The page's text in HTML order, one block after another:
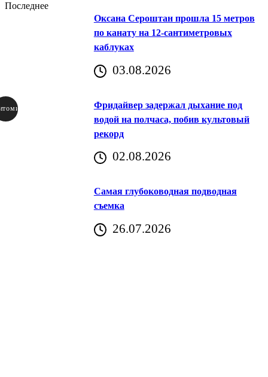
Последнее
Оксана Сероштан прошла 15 метров
по канату на 12-сантиметровых
каблуках
03.08.2026
Фридайвер задержал дыхание под
водой на полчаса, побив культовый
рекорд
02.08.2026
Самая глубоководная подводная
съемка
26.07.2026